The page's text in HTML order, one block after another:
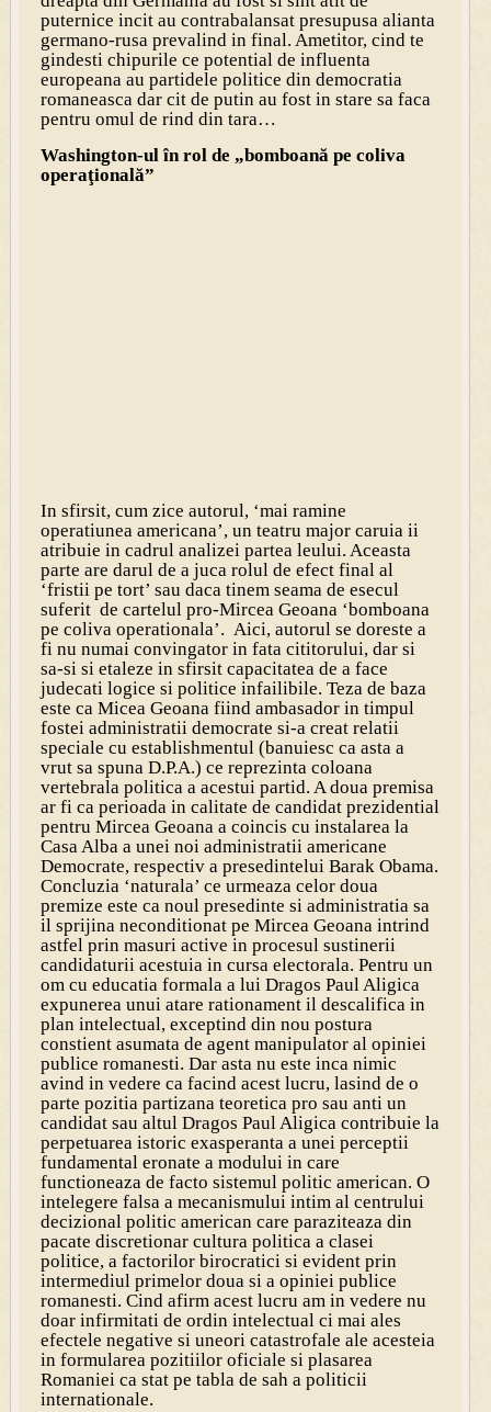
puternice incit au contrabalansat presupusa alianta
germano-rusa prevalind in final. Ametitor, cind te
gindesti chipurile ce potential de influenta
europeana au partidele politice din democratia
romaneasca dar cit de putin au fost in stare sa faca
pentru omul de rind din tara…
Washington-ul în rol de „bomboană pe coliva
operaţională”
In sfirsit, cum zice autorul, ‘mai ramine
operatiunea americana’, un teatru major caruia ii
atribuie in cadrul analizei partea leului. Aceasta
parte are darul de a juca rolul de efect final al
‘fristii pe tort’ sau daca tinem seama de esecul
suferit de cartelul pro-Mircea Geoana ‘bomboana
pe coliva operationala’. Aici, autorul se doreste a
fi nu numai convingator in fata cititorului, dar si
sa-si si etaleze in sfirsit capacitatea de a face
judecati logice si politice infailibile. Teza de baza
este ca Micea Geoana fiind ambasador in timpul
fostei administratii democrate si-a creat relatii
speciale cu establishmentul (banuiesc ca asta a
vrut sa spuna D.P.A.) ce reprezinta coloana
vertebrala politica a acestui partid. A doua premisa
ar fi ca perioada in calitate de candidat prezidential
pentru Mircea Geoana a coincis cu instalarea la
Casa Alba a unei noi administratii americane
Democrate, respectiv a presedintelui Barak Obama.
Concluzia ‘naturala’ ce urmeaza celor doua
premize este ca noul presedinte si administratia sa
il sprijina neconditionat pe Mircea Geoana intrind
astfel prin masuri active in procesul sustinerii
candidaturii acestuia in cursa electorala. Pentru un
om cu educatia formala a lui Dragos Paul Aligica
expunerea unui atare rationament il descalifica in
plan intelectual, exceptind din nou postura
constient asumata de agent manipulator al opiniei
publice romanesti. Dar asta nu este inca nimic
avind in vedere ca facind acest lucru, lasind de o
parte pozitia partizana teoretica pro sau anti un
candidat sau altul Dragos Paul Aligica contribuie la
perpetuarea istoric exasperanta a unei perceptii
fundamental eronate a modului in care
functioneaza de facto sistemul politic american. O
intelegere falsa a mecanismului intim al centrului
decizional politic american care paraziteaza din
pacate discretionar cultura politica a clasei
politice, a factorilor birocratici si evident prin
intermediul primelor doua si a opiniei publice
romanesti. Cind afirm acest lucru am in vedere nu
doar infirmitati de ordin intelectual ci mai ales
efectele negative si uneori catastrofale ale acesteia
in formularea pozitiilor oficiale si plasarea
Romaniei ca stat pe tabla de sah a politicii
internationale.